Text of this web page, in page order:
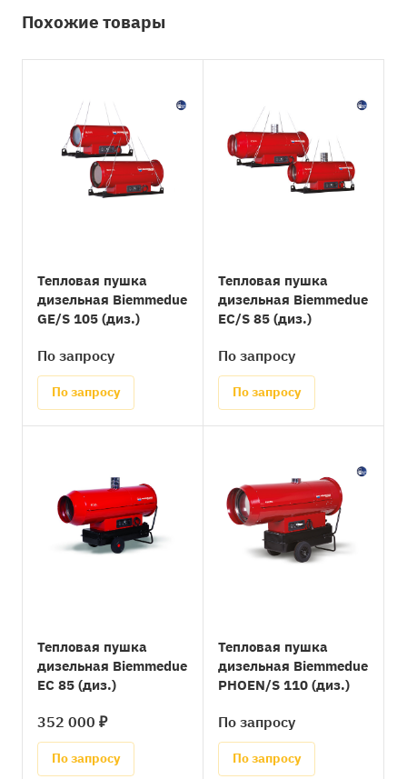
Похожие товары
Тепловая пушка
дизельная Biemmedue
GE/S 105 (диз.)
По запросу
По запросу
Тепловая пушка
дизельная Biemmedue
EC/S 85 (диз.)
По запросу
По запросу
Тепловая пушка
дизельная Biemmedue
EC 85 (диз.)
352 000 ₽
По запросу
Тепловая пушка
дизельная Biemmedue
PHOEN/S 110 (диз.)
По запросу
По запросу